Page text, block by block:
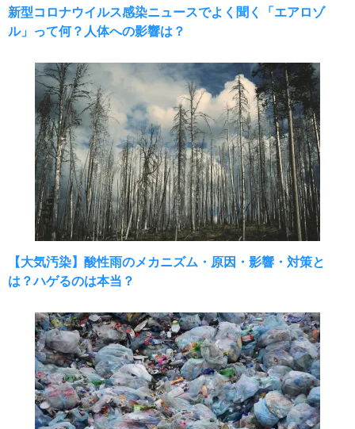
新型コロナウイルス感染ニュースでよく聞く「エアロゾ
ル」って何？人体への影響は？
【大気汚染】酸性雨のメカニズム・原因・影響・対策と
は？ハゲるのは本当？